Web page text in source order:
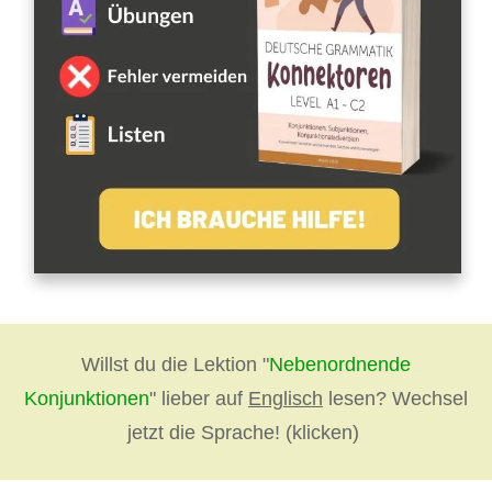
Willst du die Lektion "Nebenordnende
Konjunktionen" lieber auf Englisch lesen? Wechsel
jetzt die Sprache! (klicken)